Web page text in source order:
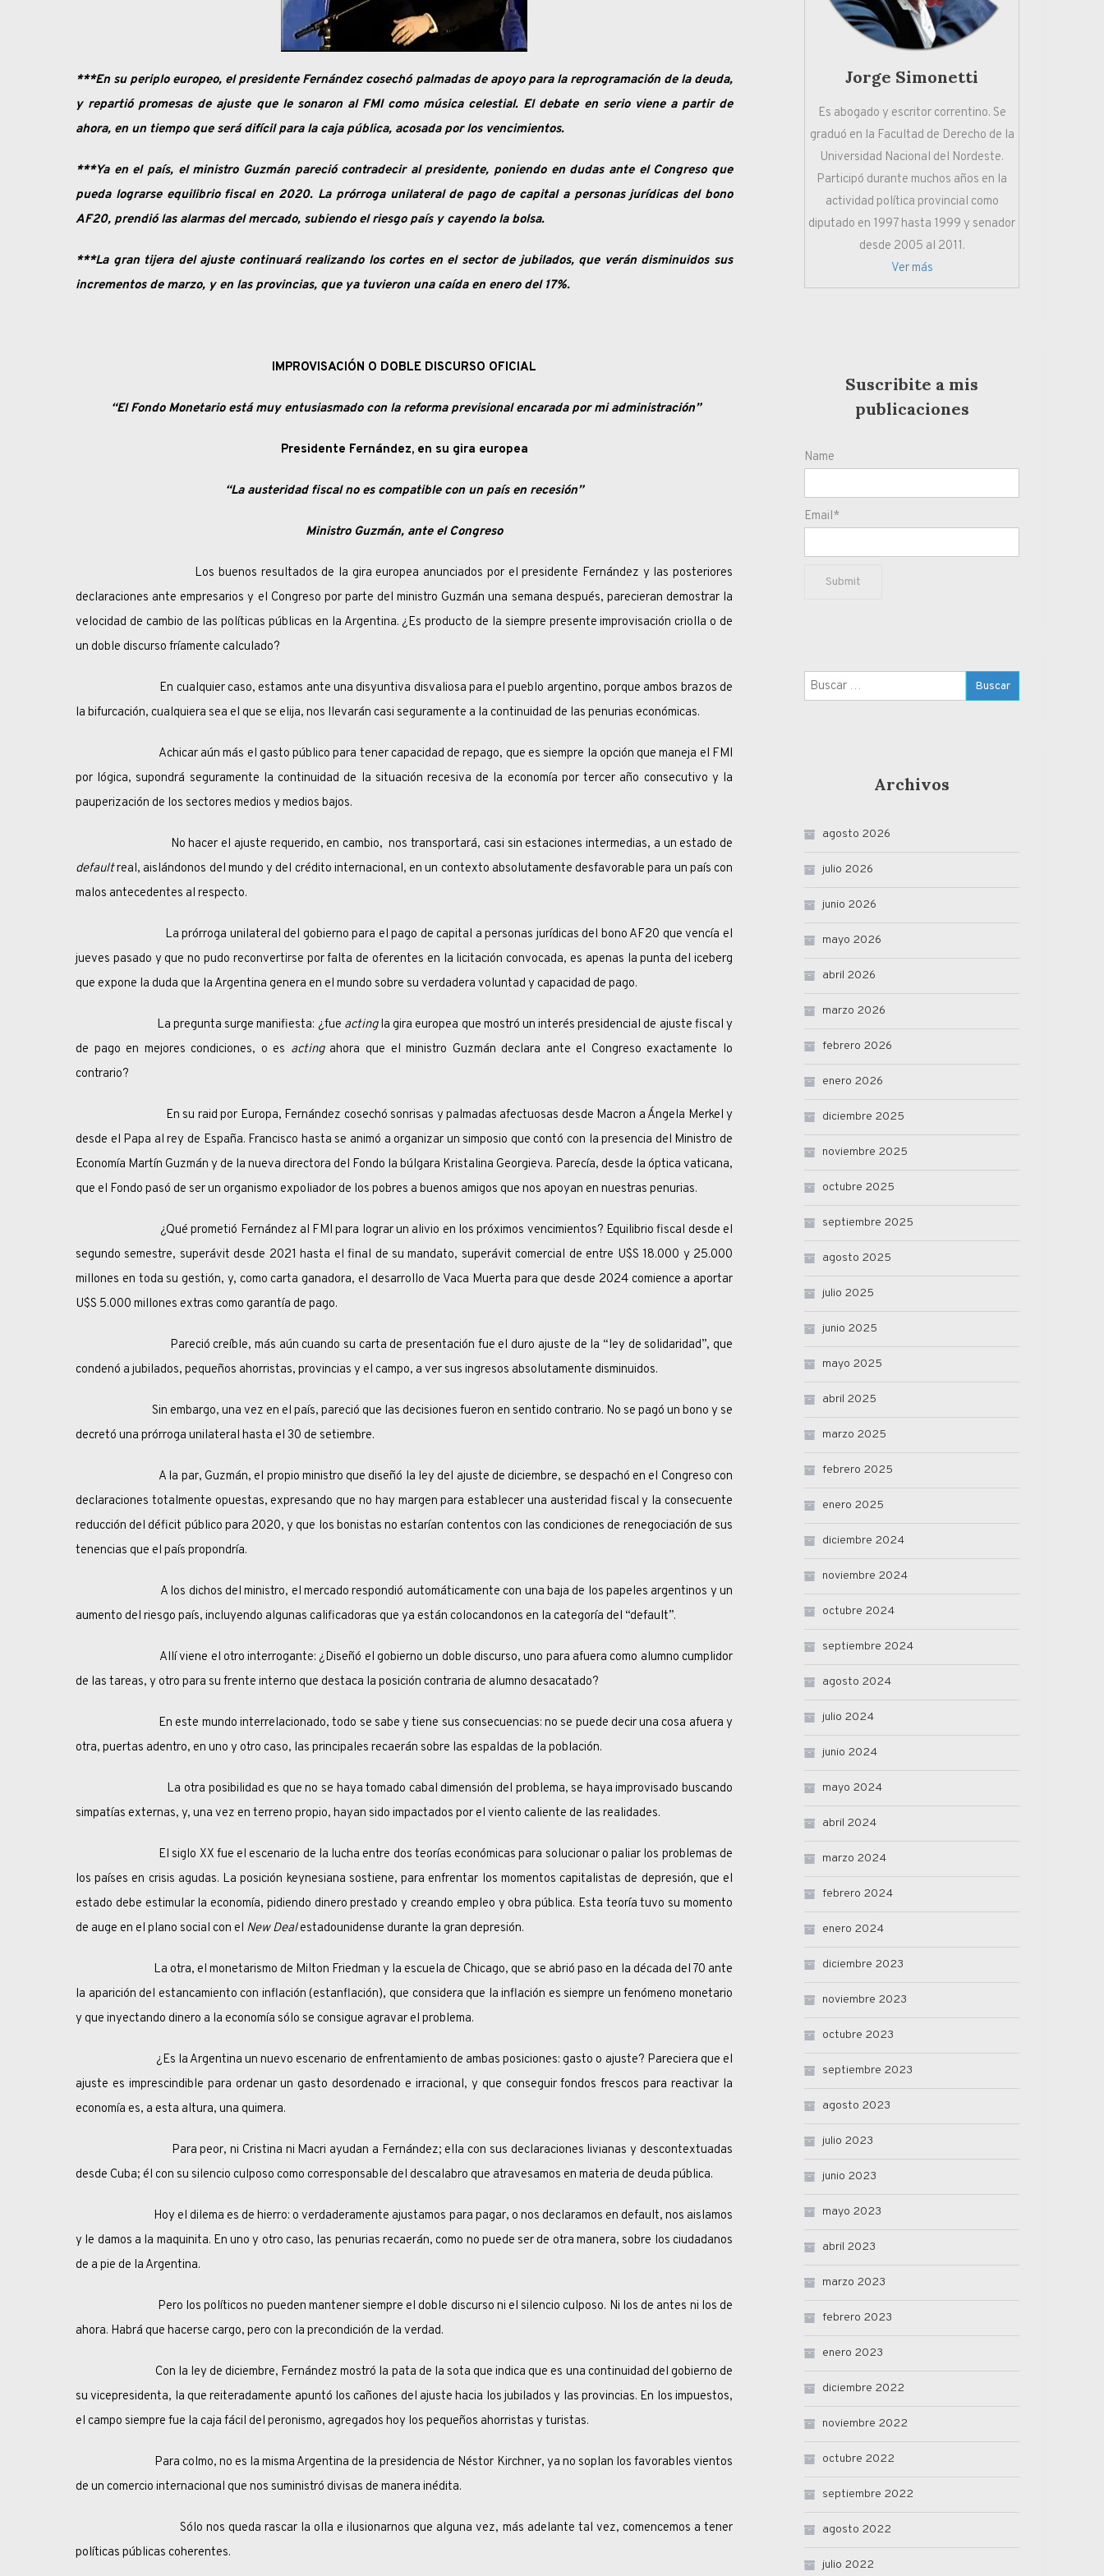
***En su periplo europeo, el presidente Fernández cosechó palmadas de apoyo para la reprogramación de la deuda,
y repartió promesas de ajuste que le sonaron al FMI como música celestial. El debate en serio viene a partir de
ahora, en un tiempo que será difícil para la caja pública, acosada por los vencimientos.
***Ya en el país, el ministro Guzmán pareció contradecir al presidente, poniendo en dudas ante el Congreso que
pueda lograrse equilibrio fiscal en 2020. La prórroga unilateral de pago de capital a personas jurídicas del bono
AF20, prendió las alarmas del mercado, subiendo el riesgo país y cayendo la bolsa.
***La gran tijera del ajuste continuará realizando los cortes en el sector de jubilados, que verán disminuidos sus
incrementos de marzo, y en las provincias, que ya tuvieron una caída en enero del 17%.
IMPROVISACIÓN O DOBLE DISCURSO OFICIAL
“El Fondo Monetario está muy entusiasmado con la reforma previsional encarada por mi administración”
Presidente Fernández, en su gira europea
“La austeridad fiscal no es compatible con un país en recesión”
Ministro Guzmán, ante el Congreso
Los buenos resultados de la gira europea anunciados por el presidente Fernández y las posteriores
declaraciones ante empresarios y el Congreso por parte del ministro Guzmán una semana después, parecieran demostrar la
velocidad de cambio de las políticas públicas en la Argentina. ¿Es producto de la siempre presente improvisación criolla o de
un doble discurso fríamente calculado?
En cualquier caso, estamos ante una disyuntiva disvaliosa para el pueblo argentino, porque ambos brazos de
la bifurcación, cualquiera sea el que se elija, nos llevarán casi seguramente a la continuidad de las penurias económicas.
Achicar aún más el gasto público para tener capacidad de repago, que es siempre la opción que maneja el FMI
por lógica, supondrá seguramente la continuidad de la situación recesiva de la economía por tercer año consecutivo y la
pauperización de los sectores medios y medios bajos.
No hacer el ajuste requerido, en cambio, nos transportará, casi sin estaciones intermedias, a un estado de
defaultreal, aislándonos del mundo y del crédito internacional, en un contexto absolutamente desfavorable para un país con
malos antecedentes al respecto.
La prórroga unilateral del gobierno para el pago de capital a personas jurídicas del bono AF20 que vencía el
jueves pasado y que no pudo reconvertirse por falta de oferentes en la licitación convocada, es apenas la punta del iceberg
que expone la duda que la Argentina genera en el mundo sobre su verdadera voluntad y capacidad de pago.
La pregunta surge manifiesta: ¿fue actingla gira europea que mostró un interés presidencial de ajuste fiscal y
de pago en mejores condiciones, o es actingahora que el ministro Guzmán declara ante el Congreso exactamente lo
contrario?
En su raid por Europa, Fernández cosechó sonrisas y palmadas afectuosas desde Macron a Ángela Merkel y
desde el Papa al rey de España. Francisco hasta se animó a organizar un simposio que contó con la presencia del Ministro de
Economía Martín Guzmán y de la nueva directora del Fondo la búlgara Kristalina Georgieva. Parecía, desde la óptica vaticana,
que el Fondo pasó de ser un organismo expoliador de los pobres a buenos amigos que nos apoyan en nuestras penurias.
¿Qué prometió Fernández al FMI para lograr un alivio en los próximos vencimientos? Equilibrio fiscal desde el
segundo semestre, superávit desde 2021 hasta el final de su mandato, superávit comercial de entre U$S 18.000 y 25.000
millones en toda su gestión, y, como carta ganadora, el desarrollo de Vaca Muerta para que desde 2024 comience a aportar
U$S 5.000 millones extras como garantía de pago.
Pareció creíble, más aún cuando su carta de presentación fue el duro ajuste de la “ley de solidaridad”, que
condenó a jubilados, pequeños ahorristas, provincias y el campo, a ver sus ingresos absolutamente disminuidos.
Sin embargo, una vez en el país, pareció que las decisiones fueron en sentido contrario. No se pagó un bono y se
decretó una prórroga unilateral hasta el 30 de setiembre.
A la par, Guzmán, el propio ministro que diseñó la ley del ajuste de diciembre, se despachó en el Congreso con
declaraciones totalmente opuestas, expresando que no hay margen para establecer una austeridad fiscal y la consecuente
reducción del déficit público para 2020, y que los bonistas no estarían contentos con las condiciones de renegociación de sus
tenencias que el país propondría.
A los dichos del ministro, el mercado respondió automáticamente con una baja de los papeles argentinos y un
aumento del riesgo país, incluyendo algunas calificadoras que ya están colocandonos en la categoría del “default”.
Allí viene el otro interrogante: ¿Diseñó el gobierno un doble discurso, uno para afuera como alumno cumplidor
de las tareas, y otro para su frente interno que destaca la posición contraria de alumno desacatado?
En este mundo interrelacionado, todo se sabe y tiene sus consecuencias: no se puede decir una cosa afuera y
otra, puertas adentro, en uno y otro caso, las principales recaerán sobre las espaldas de la población.
La otra posibilidad es que no se haya tomado cabal dimensión del problema, se haya improvisado buscando
simpatías externas, y, una vez en terreno propio, hayan sido impactados por el viento caliente de las realidades.
El siglo XX fue el escenario de la lucha entre dos teorías económicas para solucionar o paliar los problemas de
los países en crisis agudas. La posición keynesiana sostiene, para enfrentar los momentos capitalistas de depresión, que el
estado debe estimular la economía, pidiendo dinero prestado y creando empleo y obra pública. Esta teoría tuvo su momento
de auge en el plano social con el New Dealestadounidense durante la gran depresión.
La otra, el monetarismo de Milton Friedman y la escuela de Chicago, que se abrió paso en la década del 70 ante
la aparición del estancamiento con inflación (estanflación), que considera que la inflación es siempre un fenómeno monetario
y que inyectando dinero a la economía sólo se consigue agravar el problema.
¿Es la Argentina un nuevo escenario de enfrentamiento de ambas posiciones: gasto o ajuste? Pareciera que el
ajuste es imprescindible para ordenar un gasto desordenado e irracional, y que conseguir fondos frescos para reactivar la
economía es, a esta altura, una quimera.
Para peor, ni Cristina ni Macri ayudan a Fernández; ella con sus declaraciones livianas y descontextuadas
desde Cuba; él con su silencio culposo como corresponsable del descalabro que atravesamos en materia de deuda pública.
Hoy el dilema es de hierro: o verdaderamente ajustamos para pagar, o nos declaramos en default, nos aislamos
y le damos a la maquinita. En uno y otro caso, las penurias recaerán, como no puede ser de otra manera, sobre los ciudadanos
de a pie de la Argentina.
Pero los políticos no pueden mantener siempre el doble discurso ni el silencio culposo. Ni los de antes ni los de
ahora. Habrá que hacerse cargo, pero con la precondición de la verdad.
Con la ley de diciembre, Fernández mostró la pata de la sota que indica que es una continuidad del gobierno de
su vicepresidenta, la que reiteradamente apuntó los cañones del ajuste hacia los jubilados y las provincias. En los impuestos,
el campo siempre fue la caja fácil del peronismo, agregados hoy los pequeños ahorristas y turistas.
Para colmo, no es la misma Argentina de la presidencia de Néstor Kirchner, ya no soplan los favorables vientos
de un comercio internacional que nos suministró divisas de manera inédita.
Sólo nos queda rascar la olla e ilusionarnos que alguna vez, más adelante tal vez, comencemos a tener
políticas públicas coherentes.
Jorge Simonetti
Es abogado y escritor correntino. Se
graduó en la Facultad de Derecho de la
Universidad Nacional del Nordeste.
Participó durante muchos años en la
actividad política provincial como
diputado en 1997 hasta 1999 y senador
desde 2005 al 2011.
Ver más
Suscribite a mis
publicaciones
Name
Email*
Buscar:
Archivos
agosto 2026
julio 2026
junio 2026
mayo 2026
abril 2026
marzo 2026
febrero 2026
enero 2026
diciembre 2025
noviembre 2025
octubre 2025
septiembre 2025
agosto 2025
julio 2025
junio 2025
mayo 2025
abril 2025
marzo 2025
febrero 2025
enero 2025
diciembre 2024
noviembre 2024
octubre 2024
septiembre 2024
agosto 2024
julio 2024
junio 2024
mayo 2024
abril 2024
marzo 2024
febrero 2024
enero 2024
diciembre 2023
noviembre 2023
octubre 2023
septiembre 2023
agosto 2023
julio 2023
junio 2023
mayo 2023
abril 2023
marzo 2023
febrero 2023
enero 2023
diciembre 2022
noviembre 2022
octubre 2022
septiembre 2022
agosto 2022
julio 2022